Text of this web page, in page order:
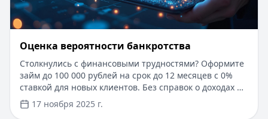
Оценка вероятности банкротства
Столкнулись с финансовыми трудностями? Оформите
займ до 100 000 рублей на срок до 12 месяцев с 0%
ставкой для новых клиентов. Без справок о доходах и
документов — решение за 5 минут. Получите деньги
быстро и прозрачно через проверенные сервисы.
17 ноября 2025 г.